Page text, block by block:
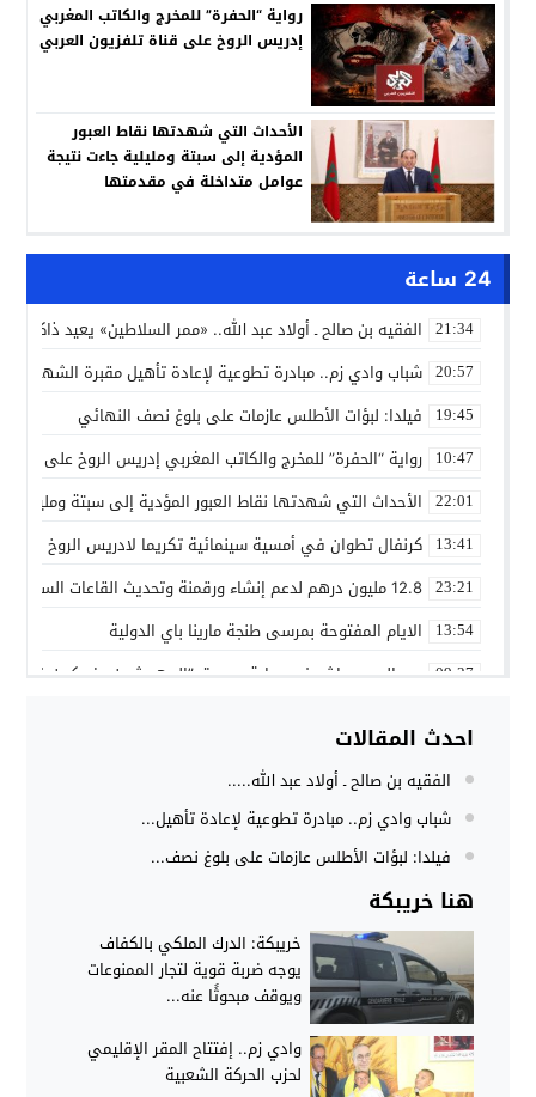
رواية “الحفرة” للمخرج والكاتب المغربي
إدريس الروخ على قناة تلفزيون العربي
الأحداث التي شهدتها نقاط العبور
المؤدية إلى سبتة ومليلية جاءت نتيجة
عوامل متداخلة في مقدمتها
24 ساعة
21:34 الفقيه بن صالح ـ أولاد عبد الله.. «ممر السلاطين» يعيد ذاكرة
20:57 شباب وادي زم.. مبادرة تطوعية لإعادة تأهيل مقبرة الشهداء
19:45 فيلدا: لبؤات الأطلس عازمات على بلوغ نصف النهائي
10:47 رواية “الحفرة” للمخرج والكاتب المغربي إدريس الروخ على قناة
22:01 الأحداث التي شهدتها نقاط العبور المؤدية إلى سبتة
13:41 كرنفال تطوان في أمسية سينمائية تكريما لادريس الروخ
23:21 12.8 مليون درهم لدعم إنشاء ورقمنة وتحديث القاعات السينمائية بالمغرب
13:54 الايام المفتوحة بمرسى طنجة مارينا باي الدولية
09:27 عبد الرجيم عاشر في رواية جديدة..”المهمشون يضحكون فوق
وداعًا الحاج الجيلالي صابر.. ستبقى في القلوب
حادثة سير خطيرة بالطريق الرابطة بين بوجنيبة وخريبكة
20:13 بني ملال تختتم عرسها الثقافي والفني.. احتفاء بالهوية
19:33 الفن كملاذ أخير للإنسان المقهور للهروب من قسوة الوجود في
احدث المقالات
الفقيه بن صالح ـ أولاد عبد الله.....
شباب وادي زم.. مبادرة تطوعية لإعادة تأهيل...
فيلدا: لبؤات الأطلس عازمات على بلوغ نصف...
هنا خريبكة
خريبكة: الدرك الملكي بالكفاف
يوجه ضربة قوية لتجار الممنوعات
ويوقف مبحوثًا عنه...
وادي زم.. إفتتاح المقر الإقليمي
لحزب الحركة الشعبية